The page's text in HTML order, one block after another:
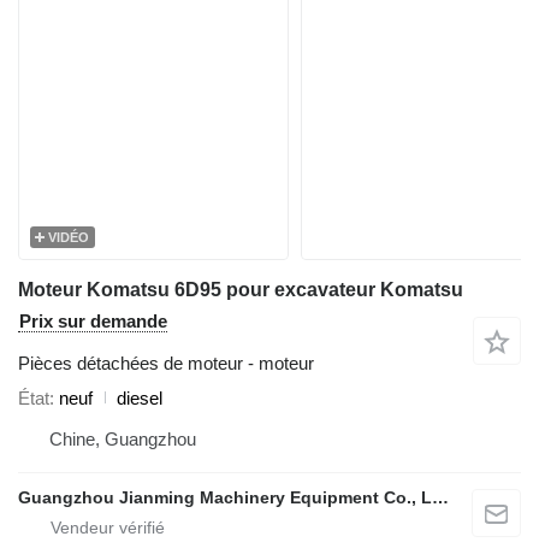
VIDÉO
Moteur Komatsu 6D95 pour excavateur Komatsu
Prix sur demande
Pièces détachées de moteur - moteur
État neuf
diesel
Chine, Guangzhou
Guangzhou Jianming Machinery Equipment Co., Ltd.